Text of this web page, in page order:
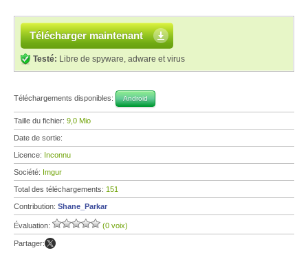
Télécharger maintenant
Testé: Libre de spyware, adware et virus
Téléchargements disponibles: Android
Taille du fichier: 9,0 Mio
Date de sortie:
Licence: Inconnu
Société: Imgur
Total des téléchargements: 151
Contribution: Shane_Parkar
Évaluation: (0 voix)
Partager: